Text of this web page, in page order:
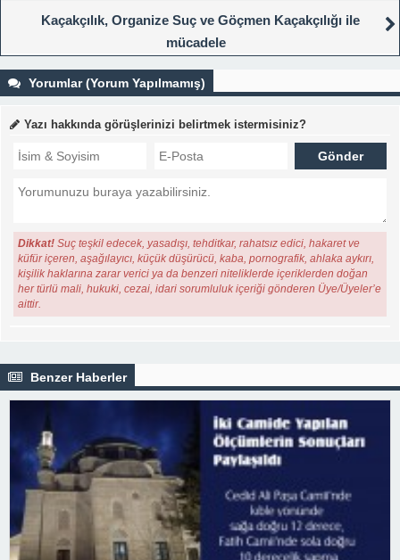
Kaçakçılık, Organize Suç ve Göçmen Kaçakçılığı ile
mücadele
Yorumlar (Yorum Yapılmamış)
Yazı hakkında görüşlerinizi belirtmek istermisiniz?
Dikkat! Suç teşkil edecek, yasadışı, tehditkar, rahatsız edici, hakaret ve
küfür içeren, aşağılayıcı, küçük düşürücü, kaba, pornografik, ahlaka aykırı,
kişilik haklarına zarar verici ya da benzeri niteliklerde içeriklerden doğan
her türlü mali, hukuki, cezai, idari sorumluluk içeriği gönderen Üye/Üyeler’e
aittir.
Benzer Haberler